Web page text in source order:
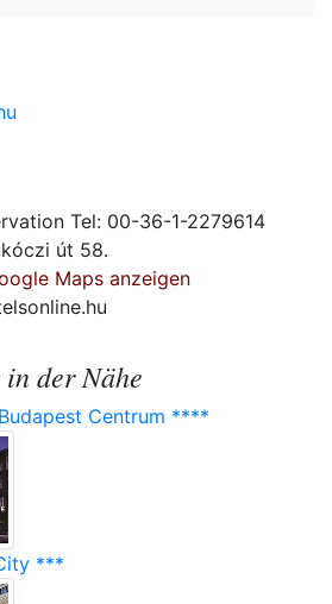
Tel: 00-36-1-2279614
út 58.
Maps anzeigen
der Nähe
Centrum ****
***